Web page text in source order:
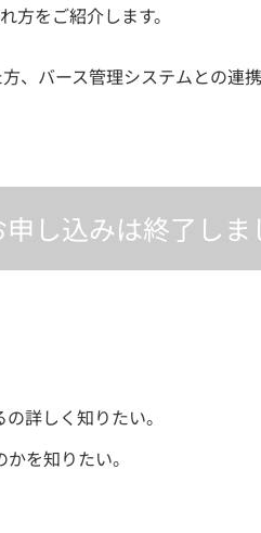
をご紹介します。
、バース管理システムとの連
申し込みは終了しま
詳しく知りたい。
を知りたい。